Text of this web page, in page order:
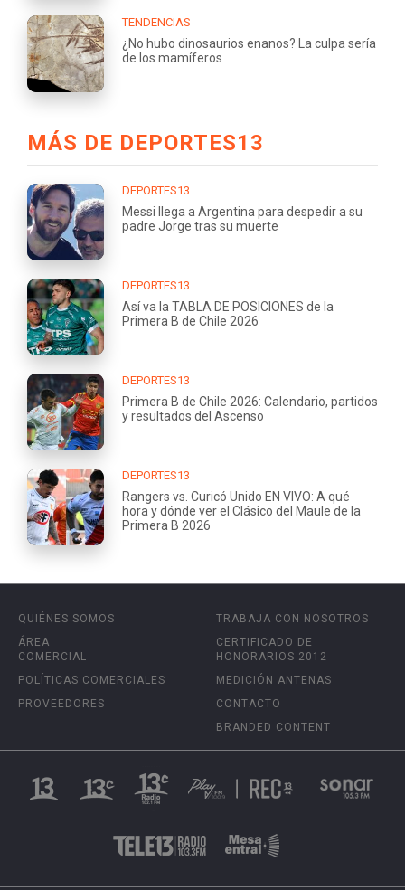
TENDENCIAS
¿No hubo dinosaurios enanos? La culpa sería
de los mamíferos
MÁS DE DEPORTES13
DEPORTES13
Messi llega a Argentina para despedir a su
padre Jorge tras su muerte
DEPORTES13
Así va la TABLA DE POSICIONES de la
Primera B de Chile 2026
DEPORTES13
Primera B de Chile 2026: Calendario, partidos
y resultados del Ascenso
DEPORTES13
Rangers vs. Curicó Unido EN VIVO: A qué
hora y dónde ver el Clásico del Maule de la
Primera B 2026
QUIÉNES SOMOS
ÁREA
COMERCIAL
POLÍTICAS COMERCIALES
PROVEEDORES
TRABAJA CON NOSOTROS
CERTIFICADO DE
HONORARIOS 2012
MEDICIÓN ANTENAS
CONTACTO
BRANDED CONTENT